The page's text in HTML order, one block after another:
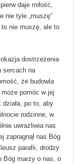
daje miłość,
nie tyle „muszę”
nie muszę, ale to
dostrzeżenia
sercach na
że budowla
pomóc w jej
po to, aby
rodzinne, w
uwrażliwia nas
zapragnął nas Bóg
parafii, drodzy
Bóg marzy o nas, o